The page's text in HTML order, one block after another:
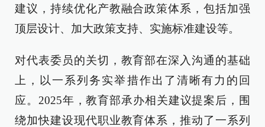
建议，持续优化产教融合政策体系，包括加强
顶层设计、加大政策支持、实施标准建设等。
对代表委员的关切，教育部在深入沟通的基础
上，以一系列务实举措作出了清晰有力的回
应。2025年，教育部承办相关建议提案后，围
绕加快建设现代职业教育体系，推动了一系列